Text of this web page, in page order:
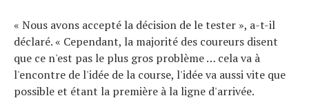
« Nous avons accepté la décision de le tester », a-t-il
déclaré. « Cependant, la majorité des coureurs disent
que ce n'est pas le plus gros problème … cela va à
l'encontre de l'idée de la course, l'idée va aussi vite que
possible et étant la première à la ligne d'arrivée.